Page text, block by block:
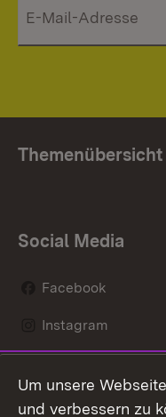
Themenübersicht
Social Media
Facebook
Instagram
Social Wall
Um unsere
und verbessern zu